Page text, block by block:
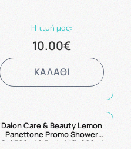
Η τιμή μας:
10.00€
ΚΑΛΑΘΙ
Dalon Care & Beauty Lemon
Panettone Promo Shower
Gel 300ml & Body Milk 200ml